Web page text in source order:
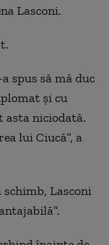
Lasconi.
spus să mă duc
şi cu
asta niciodată.
lui Ciucă”, a
Lasconi